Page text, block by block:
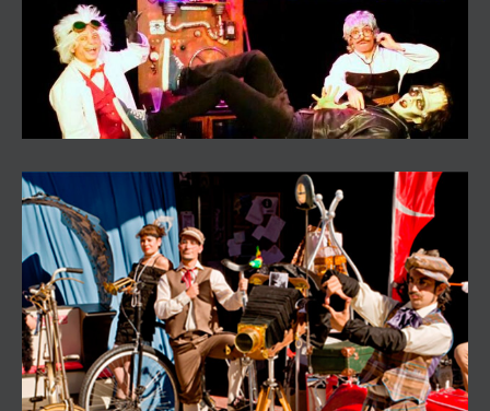
Retrocirco